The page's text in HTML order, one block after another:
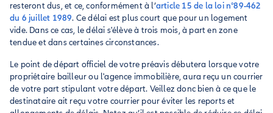
resteront dus, et ce, conformément à l’article 15 de la loi n°89-462
du 6 juillet 1989. Ce délai est plus court que pour un logement
vide. Dans ce cas, le délai s'élève à trois mois, à part en zone
tendue et dans certaines circonstances.
Le point de départ officiel de votre préavis débutera lorsque votre
propriétaire bailleur ou l'agence immobilière, aura reçu un courrier
de votre part stipulant votre départ. Veillez donc bien à ce que le
destinataire ait reçu votre courrier pour éviter les reports et